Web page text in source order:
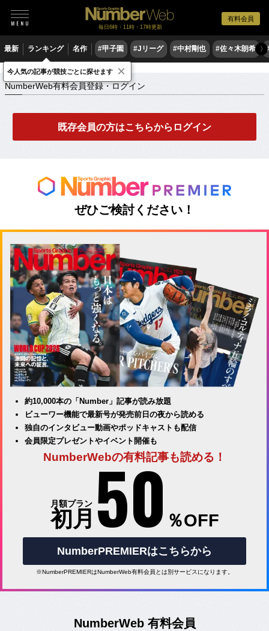
有料会員
毎日6時・11時・17時更新
最新 ランキング 名作 #甲子園 #Jリーグ #中村剛也 #佐々木朗希 〉
NumberWeb有料会員登録・ログイン
NumberWeb有料会員登録・ログイン
既存会員の方はこちらからログイン
ぜひご検討ください！
約10,000本の「Number」記事が読み放題
ビューワー機能で最新号が発売前日の夜から読める
独自のインタビュー動画やポッドキャストも配信
会員限定プレゼントやイベント開催も
NumberWebの有料記事も読める！
月額プラン
初月 50 ％OFF
NumberPREMIERはこちらから
※NumberPREMIERはNumberWeb有料会員とは別サービスになります。
NumberWeb 有料会員
今人気の記事が競技ごとに探せます ×